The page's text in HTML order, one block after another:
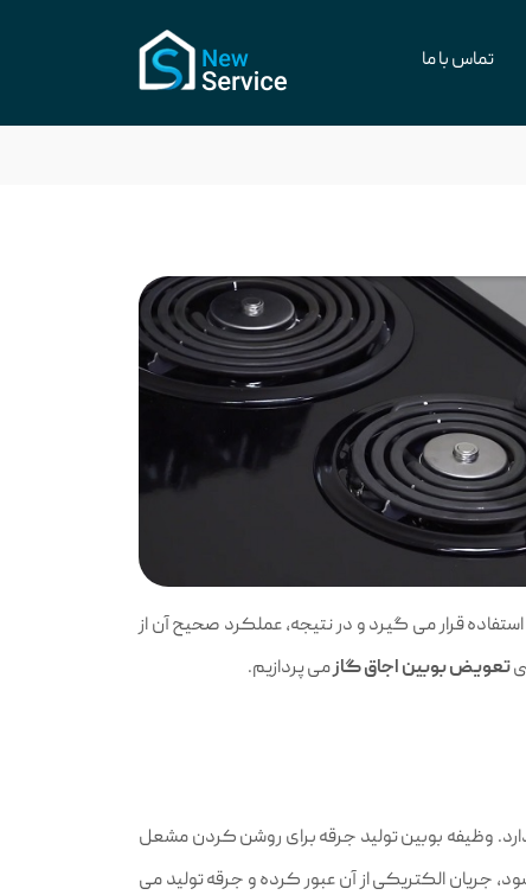
تماس با ما
قرار می‌ گیرد و در نتیجه، عملکرد صحیح آن از
تعویض بوبین اجاق گازمی پردازیم.
وظیفه بوبین تولید جرقه برای روشن کردن مشعل‌
الکتریکی از آن عبور کرده و جرقه تولید می‌